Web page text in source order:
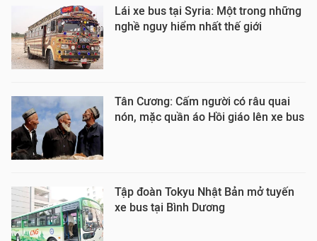
Lái xe bus tại Syria: Một trong những
nghề nguy hiểm nhất thế giới
Tân Cương: Cấm người có râu quai
nón, mặc quần áo Hồi giáo lên xe bus
Tập đoàn Tokyu Nhật Bản mở tuyến
xe bus tại Bình Dương